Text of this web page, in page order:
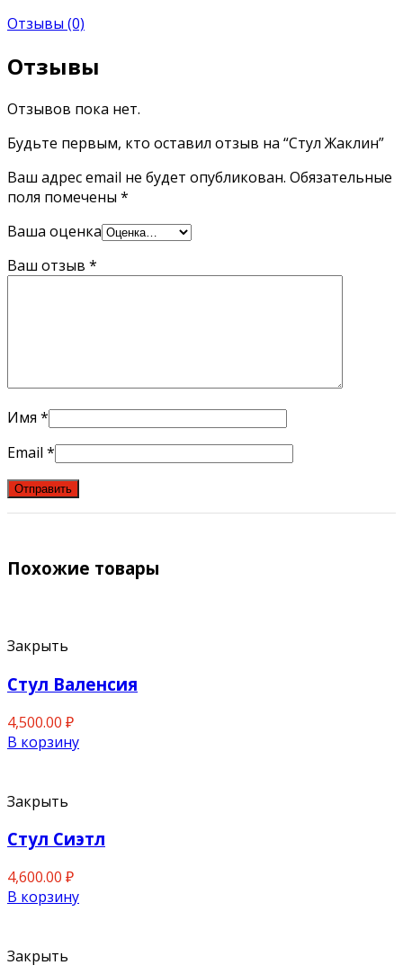
Отзывы (0)
Отзывы
Отзывов пока нет.
Будьте первым, кто оставил отзыв на “Стул Жаклин”
Ваш адрес email не будет опубликован. Обязательные
поля помечены *
Ваша оценка
Ваш отзыв *
Имя *
Email *
Похожие товары
Закрыть
Стул Валенсия
4,500.00 ₽
В корзину
Закрыть
Стул Сиэтл
4,600.00 ₽
В корзину
Закрыть